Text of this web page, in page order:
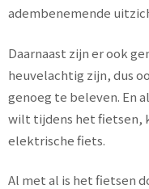
adembenemende
Daarnaast zijn er ook
heuvelachtig zijn, dus
genoeg te beleven. En
wilt tijdens het fietsen,
elektrische fiets.
Al met al is het fietsen